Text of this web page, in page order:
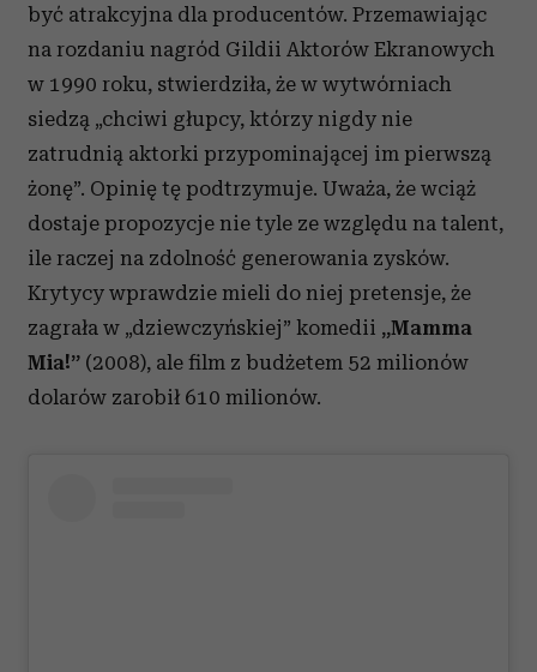
być atrakcyjna dla producentów. Przemawiając
na rozdaniu nagród Gildii Aktorów Ekranowych
w 1990 roku, stwierdziła, że w wytwórniach
siedzą „chciwi głupcy, którzy nigdy nie
zatrudnią aktorki przypominającej im pierwszą
żonę”. Opinię tę podtrzymuje. Uważa, że wciąż
dostaje propozycje nie tyle ze względu na talent,
ile raczej na zdolność generowania zysków.
Krytycy wprawdzie mieli do niej pretensje, że
zagrała w „dziewczyńskiej” komedii „Mamma
Mia!” (2008), ale film z budżetem 52 milionów
dolarów zarobił 610 milionów.